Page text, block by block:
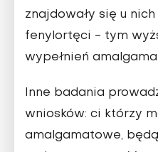
znajdowały się u
fenylortęci - tym
wypełnień
Inne badania
wniosków: ci którzy
amalgamatowe,